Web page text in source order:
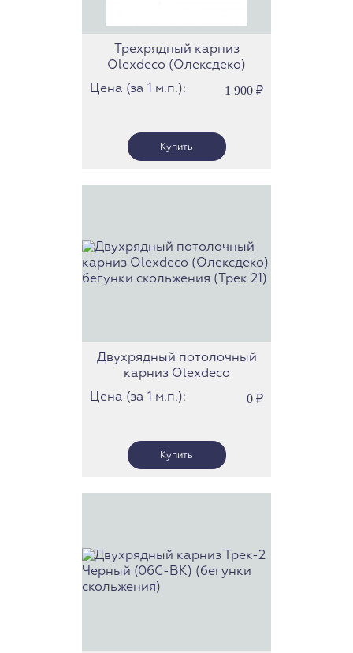
Трехрядный карниз
Olexdeco (Олексдеко)
(роликовые бегунки) (Трек
33)
Цена (за 1 м.п.): 1 900 ₽
Двухрядный потолочный
карниз Olexdeco
(Олексдеко) бегунки
скольжения (Трек 21)
Цена (за 1 м.п.): 0 ₽